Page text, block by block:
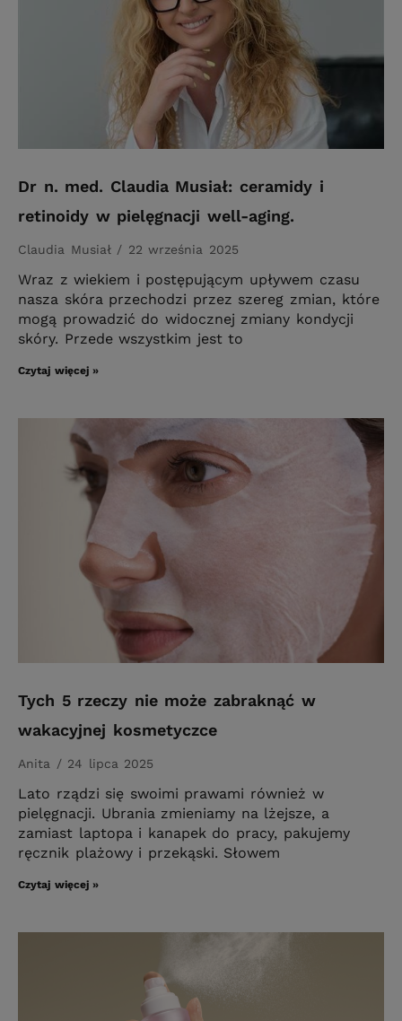
Dr n. med. Claudia Musiał: ceramidy i
retinoidy w pielęgnacji well-aging.
Claudia Musiał 22 września 2025
Wraz z wiekiem i postępującym upływem czasu
nasza skóra przechodzi przez szereg zmian, które
mogą prowadzić do widocznej zmiany kondycji
skóry. Przede wszystkim jest to
Czytaj więcej »
Tych 5 rzeczy nie może zabraknąć w
wakacyjnej kosmetyczce
Anita 24 lipca 2025
Lato rządzi się swoimi prawami również w
pielęgnacji. Ubrania zmieniamy na lżejsze, a
zamiast laptopa i kanapek do pracy, pakujemy
ręcznik plażowy i przekąski. Słowem
Czytaj więcej »